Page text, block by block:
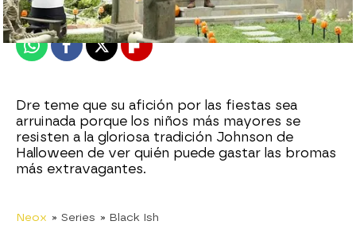
Publicado:08 de mayo de 2015, 11:32
WhatsappFacebook
X Flipboard
Dre teme que su afición por las fiestas sea
arruinada porque los niños más mayores se
resisten a la gloriosa tradición Johnson de
Halloween de ver quién puede gastar las bromas
más extravagantes.
Neox » Series » Black Ish